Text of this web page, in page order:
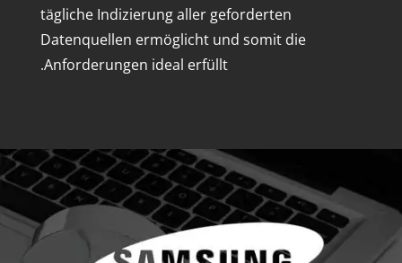
tägliche Indizierung aller geforderten
Datenquellen ermöglicht und somit die
Anforderungen ideal erfüllt.